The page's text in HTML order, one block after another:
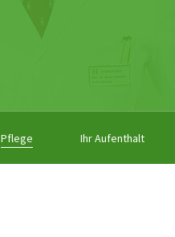
Pflege Ihr Aufenthalt